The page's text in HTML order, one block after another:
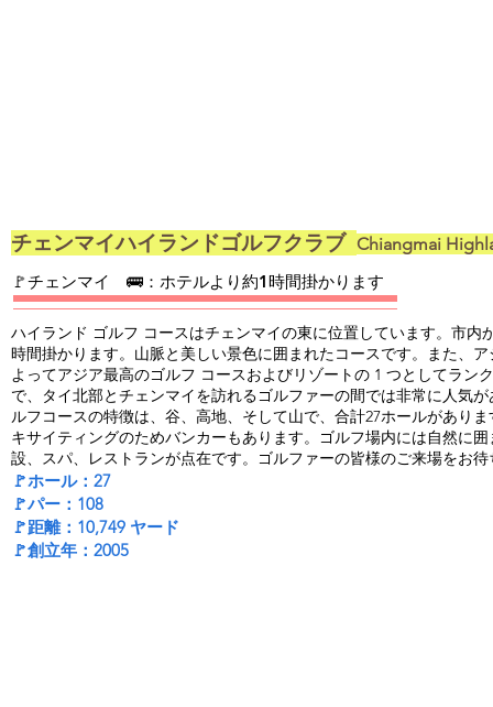
​チェンマイハイランドゴルフクラブ Chiangmai
​🚩チェンマイ 🚌：ホテルより約1時間掛かります
ハイランド ゴルフ コースはチェンマイの東に位置しています。市内
時間掛かります。 山脈と美しい景色に囲まれたコースです。また、
よってアジア最高のゴルフ コースおよびリゾートの 1 つとしてラン
で、タイ北部とチェンマイを訪れるゴルファーの間では非常に人気が
ルフコースの特徴は、谷、高地、 そして山で、合計27ホールがあり
キサイティングのためバンカーもあります。 ゴルフ場内には自然に
設、スパ、レストランが点在です。ゴルファーの皆様のご来場をお
🚩ホール：27
🚩パー：108
🚩距離：10,749 ヤード
🚩創立年：2005